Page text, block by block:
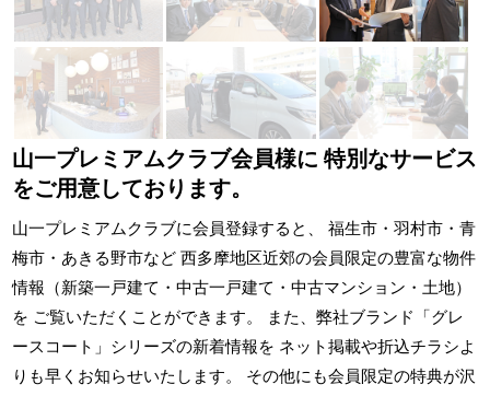
山一プレミアムクラブ会員様に特別なサービス
をご用意しております。
山一プレミアムクラブに会員登録すると、 福生市・羽村市・青
梅市・あきる野市など 西多摩地区近郊の会員限定の豊富な物件
情報（新築一戸建て・中古一戸建て・中古マンション・土地）
を ご覧いただくことができます。 また、弊社ブランド「グレ
ースコート」シリーズの新着情報を ネット掲載や折込チラシよ
りも早くお知らせいたします。 その他にも会員限定の特典が沢